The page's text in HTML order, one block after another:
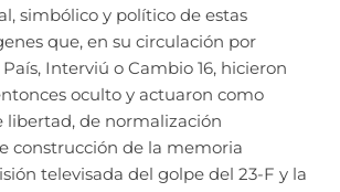
simbólico y político de estas
que, en su circulación por
Interviú o Cambio 16, hicieron
oculto y actuaron como
libertad, de normalización
construcción de la memoria
televisada del golpe del 23-F y la